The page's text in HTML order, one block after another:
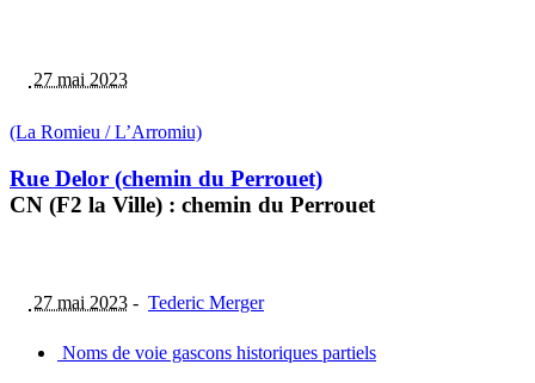
27 mai 2023
(La Romieu / L’Arromiu)
Rue Delor (chemin du Perrouet)
CN (F2 la Ville) : chemin du Perrouet
27 mai 2023 - Tederic Merger
Noms de voie gascons historiques partiels